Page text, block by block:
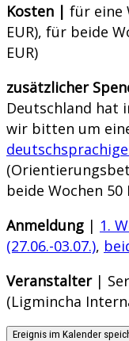
Kosten | für eine
EUR), für beide
EUR)
zusätzlicher
Deutschland hat
wir bitten um
beide Wochen 50
Anmeldung | 1.
(27.06.-03.07.),
Veranstalter|
(Ligmincha
Ereignis im Kalender